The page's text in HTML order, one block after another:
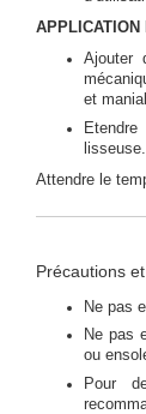
APPLICATION
Ajouter
et
lisseuse.
Attendre le
Précautions
Ne pas
Ne pas
ou
Pour